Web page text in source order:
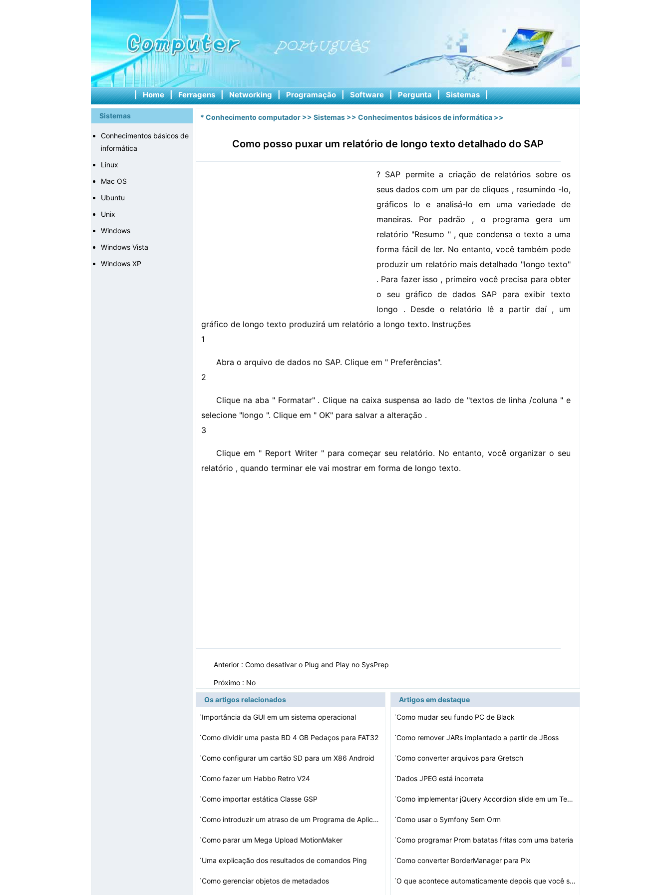
| Home | Ferragens | Networking | Programação | Software | Pergunta | Sistemas |
Sistemas
Conhecimentos básicos de
informática
Linux
Mac OS
Ubuntu
Unix
Windows
Windows Vista
Windows XP
* Conhecimento computador >> Sistemas >> Conhecimentos básicos de informática >>
Como posso puxar um relatório de longo texto detalhado do SAP
? SAP permite a criação de relatórios sobre os
seus dados com um par de cliques , resumindo -lo,
gráficos lo e analisá-lo em uma variedade de
maneiras. Por padrão , o programa gera um
relatório "Resumo " , que condensa o texto a uma
forma fácil de ler. No entanto, você também pode
produzir um relatório mais detalhado "longo texto"
. Para fazer isso , primeiro você precisa para obter
o seu gráfico de dados SAP para exibir texto
longo . Desde o relatório lê a partir daí , um
gráfico de longo texto produzirá um relatório a longo texto. Instruções
1
Abra o arquivo de dados no SAP. Clique em " Preferências".
2
Clique na aba " Formatar" . Clique na caixa suspensa ao lado de "textos de linha /coluna " e
selecione "longo ". Clique em " OK" para salvar a alteração .
3
Clique em " Report Writer " para começar seu relatório. No entanto, você organizar o seu
relatório , quando terminar ele vai mostrar em forma de longo texto.
Anterior : Como desativar o Plug and Play no SysPrep
Próximo : No
Os artigos relacionados
·Importância da GUI em um sistema operacional
·Como dividir uma pasta BD 4 GB Pedaços para FAT32
·Como configurar um cartão SD para um X86 Android
·Como fazer um Habbo Retro V24
·Como importar estática Classe GSP
· Como introduzir um atraso de um Programa de Aplicação…
·Como parar um Mega Upload MotionMaker
·Uma explicação dos resultados de comandos Ping
·Como gerenciar objetos de metadados
Artigos em destaque
·Como mudar seu fundo PC de Black
·Como remover JARs implantado a partir de JBoss
·Como converter arquivos para Gretsch
·Dados JPEG está incorreta
· Como implementar jQuery Accordion slide em um Tema Word…
·Como usar o Symfony Sem Orm
·Como programar Prom batatas fritas com uma bateria
·Como converter BorderManager para Pix
· O que acontece automaticamente depois que você sair do…